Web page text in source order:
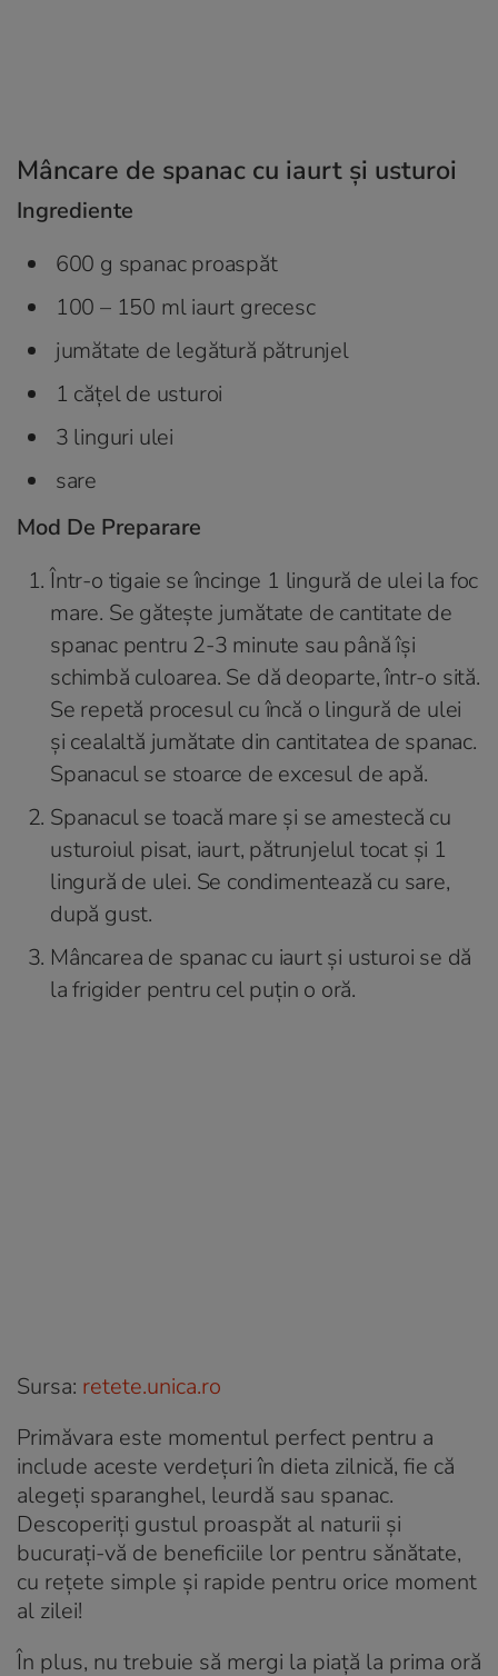
Mâncare de spanac cu iaurt şi usturoi
Ingrediente
600 g spanac proaspăt
100 – 150 ml iaurt grecesc
jumătate de legătură pătrunjel
1 cățel de usturoi
3 linguri ulei
sare
Mod De Preparare
Într-o tigaie se încinge 1 lingură de ulei la foc
mare. Se gătește jumătate de cantitate de
spanac pentru 2-3 minute sau până își
schimbă culoarea. Se dă deoparte, într-o sită.
Se repetă procesul cu încă o lingură de ulei
și cealaltă jumătate din cantitatea de spanac.
Spanacul se stoarce de excesul de apă.
Spanacul se toacă mare și se amestecă cu
usturoiul pisat, iaurt, pătrunjelul tocat și 1
lingură de ulei. Se condimentează cu sare,
după gust.
Mâncarea de spanac cu iaurt și usturoi se dă
la frigider pentru cel puțin o oră.
Sursa: retete.unica.ro
Primăvara este momentul perfect pentru a
include aceste verdețuri în dieta zilnică, fie că
alegeți sparanghel, leurdă sau spanac.
Descoperiți gustul proaspăt al naturii și
bucurați-vă de beneficiile lor pentru sănătate,
cu rețete simple și rapide pentru orice moment
al zilei!
În plus, nu trebuie să mergi la piață la prima oră